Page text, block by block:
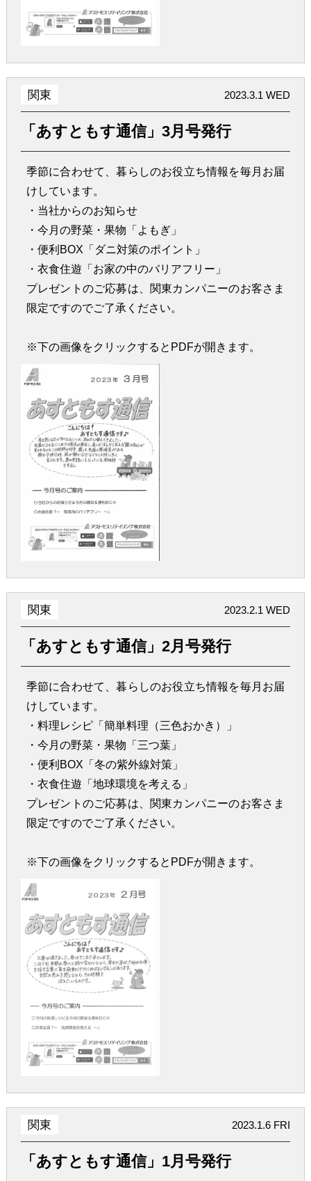
関東 2023.3.1 WED
「あすともす通信」3月号発行
季節に合わせて、暮らしのお役立ち情報を毎月お届
けしています。
・当社からのお知らせ
・今月の野菜・果物「よもぎ」
・便利BOX「ダニ対策のポイント」
・衣食住遊「お家の中のバリアフリー」
プレゼントのご応募は、関東カンパニーのお客さま
限定ですのでご了承ください。
※下の画像をクリックするとPDFが開きます。
関東 2023.2.1 WED
「あすともす通信」2月号発行
季節に合わせて、暮らしのお役立ち情報を毎月お届
けしています。
・料理レシピ「簡単料理（三色おかき）」
・今月の野菜・果物「三つ葉」
・便利BOX「冬の紫外線対策」
・衣食住遊「地球環境を考える」
プレゼントのご応募は、関東カンパニーのお客さま
限定ですのでご了承ください。
※下の画像をクリックするとPDFが開きます。
関東 2023.1.6 FRI
「あすともす通信」1月号発行